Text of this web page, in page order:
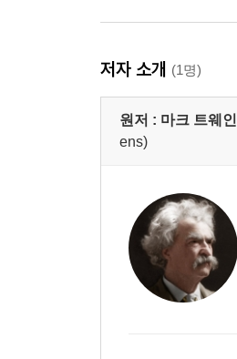
저자 소개 (1명)
원저 : 마크 트웨인
ens)